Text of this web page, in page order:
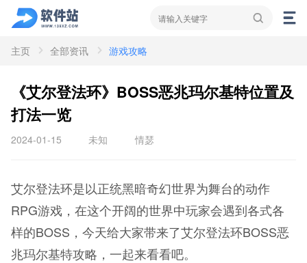
资讯
新闻 攻略
主页 全部资讯 游戏攻略
《艾尔登法环》BOSS恶兆玛尔基特位置及
打法一览
2024-01-15 未知 情瑟
艾尔登法环是以正统黑暗奇幻世界为舞台的动作
RPG游戏，在这个开阔的世界中玩家会遇到各式各
样的BOSS，今天给大家带来了艾尔登法环BOSS恶
兆玛尔基特攻略，一起来看看吧。